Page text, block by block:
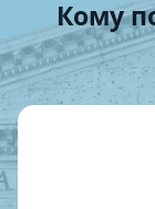
Кому